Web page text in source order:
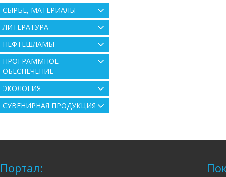
СЫРЬЕ, МАТЕРИАЛЫ
ЛИТЕРАТУРА
НЕФТЕШЛАМЫ
ПРОГРАММНОЕ
ОБЕСПЕЧЕНИЕ
ЭКОЛОГИЯ
СУВЕНИРНАЯ ПРОДУКЦИЯ
Портал: